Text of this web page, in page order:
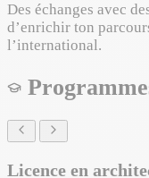
Des échanges avec
d’enrichir ton
l’international.
Licence en